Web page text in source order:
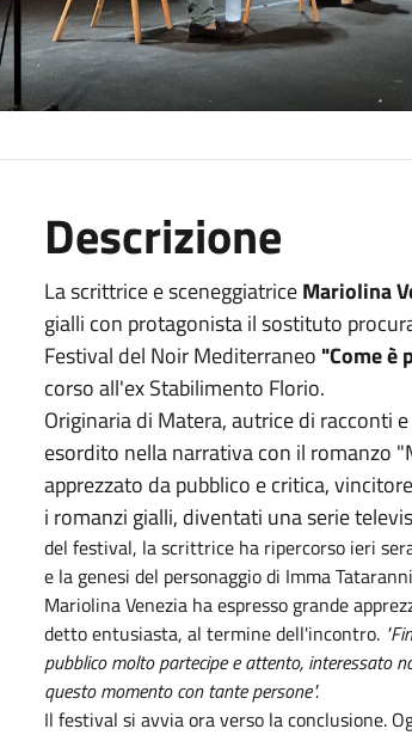
Descrizione
La scrittrice e sceneggiatriceMariolina
gialli con protagonista il sostituto
Festival del Noir Mediterraneo "Come è
corso all'ex Stabilimento Florio.
Originaria di Matera, autrice di racconti
esordito nella narrativa con il romanzo
apprezzato da pubblico e critica,
i romanzi gialli, diventati una serie
del festival, la scrittrice ha ripercorso ieri
e la genesi del personaggio di Imma
Mariolina Venezia ha espresso grande
detto entusiasta, al termine dell'incontro.
pubblico molto partecipe e attento, interessato
questo momento con tante persone".
Il festival si avvia ora verso la conclusione.